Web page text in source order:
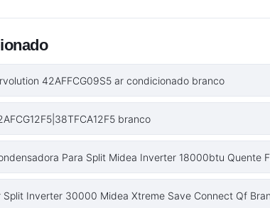
42AFFCG09S5 ar condicionado branco
branco
Para Split Midea Inverter 18000btu Quente
Split Inverter 30000 Midea Xtreme Save Connect Qf